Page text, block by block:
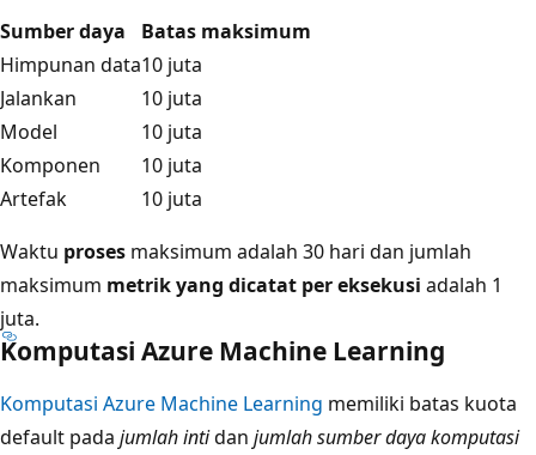
Sumber daya
Batas maksimum
Himpunan data10 juta
Jalankan
10 juta
Model
10 juta
Komponen
10 juta
Artefak
10 juta
Waktu proses maksimum adalah 30 hari dan jumlah
maksimum metrik yang dicatat per eksekusi adalah 1
juta.
Komputasi Azure Machine Learning
Komputasi Azure Machine Learning memiliki batas kuota
default pada jumlah intidan jumlah sumber daya komputasi